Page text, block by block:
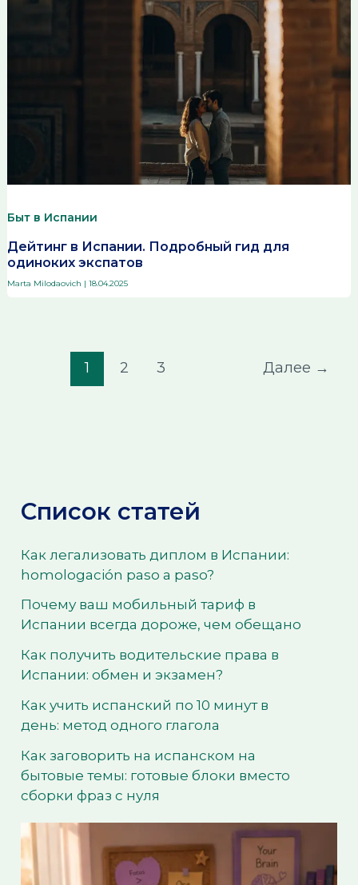
Быт в Испании
Дейтинг в Испании. Подробный гид для
одиноких экспатов
Marta Milodaovich |18.04.2025
1 2 3 Далее →
Список статей
Как легализовать диплом в Испании:
homologación paso a paso?
Почему ваш мобильный тариф в
Испании всегда дороже, чем обещано
Как получить водительские права в
Испании: обмен и экзамен?
Как учить испанский по 10 минут в
день: метод одного глагола
Как заговорить на испанском на
бытовые темы: готовые блоки вместо
сборки фраз с нуля